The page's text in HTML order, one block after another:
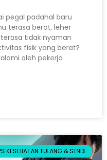
pegal padahal baru
terasa berat, leher
tidak nyaman
fisik yang berat?
oleh pekerja
KESEHATAN TULANG & SENDI